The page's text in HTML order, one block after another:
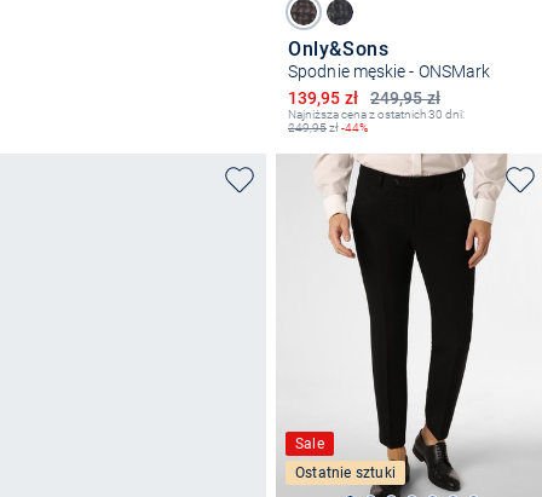
Only&Sons
Spodnie męskie - ONSMark
249,95 zł
Obniżona cena
139,95 zł
Najniższa cena z ostatnich 30 dni:
249,95zł-44%
Sale
Ostatnie sztuki